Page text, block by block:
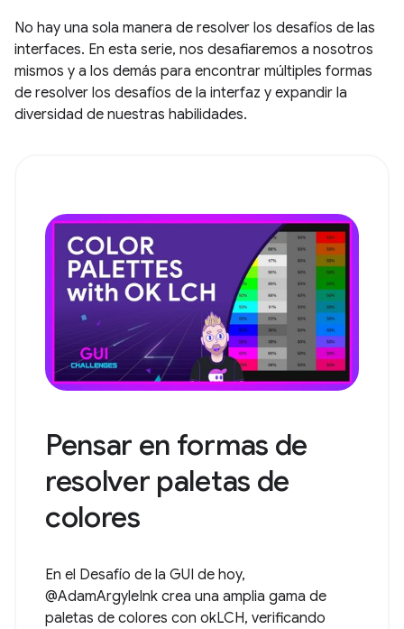
No hay una sola manera de resolver los desafíos de las
interfaces. En esta serie, nos desafiaremos a nosotros
mismos y a los demás para encontrar múltiples formas
de resolver los desafíos de la interfaz y expandir la
diversidad de nuestras habilidades.
Pensar en formas de
resolver paletas de
colores
En el Desafío de la GUI de hoy,
@AdamArgyleInk crea una amplia gama de
paletas de colores con okLCH, verificando